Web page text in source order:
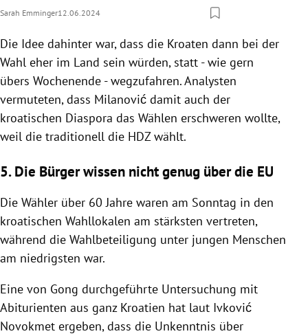
Sarah Emminger12.06.2024
Die Idee dahinter war, dass die Kroaten dann bei der
Wahl eher im Land sein würden, statt - wie gern
übers Wochenende - wegzufahren. Analysten
vermuteten, dass Milanović damit auch der
kroatischen Diaspora das Wählen erschweren wollte,
weil die traditionell die HDZ wählt.
5. Die Bürger wissen nicht genug über die EU
Die Wähler über 60 Jahre waren am Sonntag in den
kroatischen Wahllokalen am stärksten vertreten,
während die Wahlbeteiligung unter jungen Menschen
am niedrigsten war.
Eine von Gong durchgeführte Untersuchung mit
Abiturienten aus ganz Kroatien hat laut Ivković
Novokmet ergeben, dass die Unkenntnis über